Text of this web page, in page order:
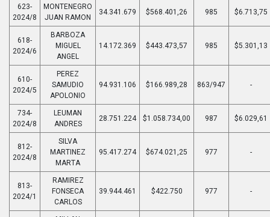
623-
2024/8
MONTENEGRO
JUAN RAMON
34.341.679 $568.401,26 985 $6.713,75
618-
2024/6
BARBOZA
MIGUEL
ANGEL
14.172.369 $443.473,57 985 $5.301,13
610-
2024/5
PEREZ
SAMUDIO
APOLONIO
94.931.106 $166.989,28 863/947 -
734-
2024/8
LEUMAN
ANDRES
28.751.224 $1.058.734,00 987 $6.029,61
812-
2024/8
SILVA
MARTINEZ
MARTA
95.417.274 $674.021,25 977 -
813-
2024/1
RAMIREZ
FONSECA
CARLOS
39.944.461 $422.750 977 -